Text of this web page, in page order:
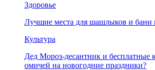
Здоровье
Лучшие места для шашлыков и бани
Культура
Дед Мороз-десантник и бесплатные
омичей на новогодние праздники?